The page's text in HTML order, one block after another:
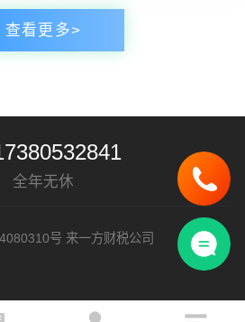
查看更多>
全年无休
号 来一方财税公司